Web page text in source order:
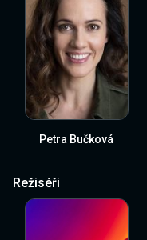
Petra Bučková
Režiséři